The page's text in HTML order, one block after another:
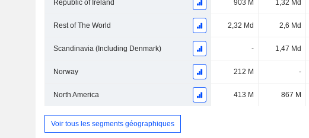
Republic of Ireland 903 M 1,32 Md
Rest of The World 2,32 Md 2,6 Md
Scandinavia (Including Denmark) - 1,47 Md
Norway 212 M -
North America 413 M 867 M
Voir tous les segments géographiques